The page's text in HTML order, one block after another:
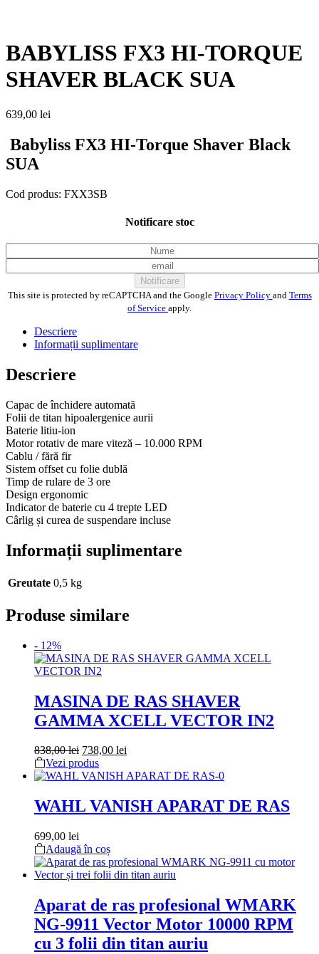
BABYLISS FX3 HI-TORQUE
SHAVER BLACK SUA
639,00 lei
Babyliss FX3 HI-Torque Shaver Black
SUA
Cod produs: FXX3SB
Notificare stoc
Notificare
This site is protected by reCAPTCHA and the Google Privacy Policy and Terms
of Service apply.
Descriere
Informații suplimentare
Descriere
Capac de închidere automată
Folii de titan hipoalergenice aurii
Baterie litiu-ion
Motor rotativ de mare viteză – 10.000 RPM
Cablu / fără fir
Sistem offset cu folie dublă
Timp de rulare de 3 ore
Design ergonomic
Indicator de baterie cu 4 trepte LED
Cârlig și curea de suspendare incluse
Informații suplimentare
Greutate 0,5 kg
Produse similare
- 12%
MASINA DE RAS SHAVER
GAMMA XCELL VECTOR IN2
838,00lei Prețul
inițial
a
838,00 lei.
738,00 lei
este:
Vezi produs
WAHL VANISH APARAT DE RAS
699,00 lei
Adaugă în coș
Aparat de ras profesional WMARK
NG-9911 Vector Motor 10000 RPM
cu 3 folii din titan auriu